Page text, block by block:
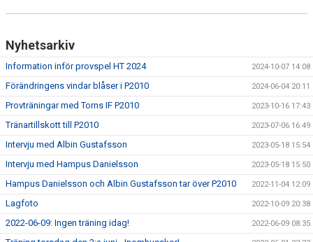
Nyhetsarkiv
Information inför provspel HT 2024 2024-10-07 14:08
Förändringens vindar blåser i P2010 2024-06-04 20:11
Provträningar med Torns IF P2010 2023-10-16 17:43
Tränartillskott till P2010 2023-07-06 16:49
Intervju med Albin Gustafsson 2023-05-18 15:54
Intervju med Hampus Danielsson 2023-05-18 15:50
Hampus Danielsson och Albin Gustafsson tar över P2010 2022-11-04 12:09
Lagfoto 2022-10-09 20:38
2022-06-09: Ingen träning idag! 2022-06-09 08:35